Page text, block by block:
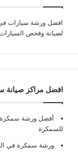
افضل ورشة سيارات في
لصيانة وفحص
افضل مراكز صيانة
أفضل ورشة
للسمكرة
ورشة سمكرة في